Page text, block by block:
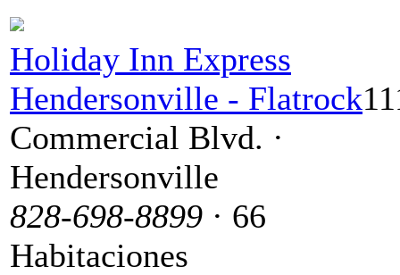
Holiday Inn Express
Hendersonville - Flatrock
Commercial Blvd. ·
Hendersonville
828-698-8899 · 66
Habitaciones